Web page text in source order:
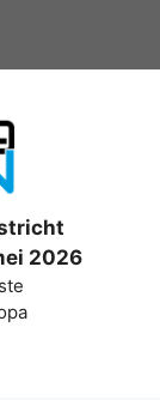
2026